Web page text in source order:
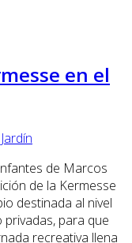
en el
de Marcos
de la Kermesse
destinada al nivel
para que
recreativa llena